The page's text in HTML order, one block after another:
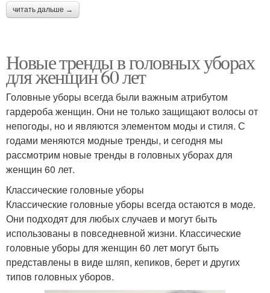
читать дальше →
Новые тренды в головных уборах
для женщин 60 лет
Головные уборы всегда были важным атрибутом
гардероба женщин. Они не только защищают волосы от
непогоды, но и являются элементом моды и стиля. С
годами меняются модные тренды, и сегодня мы
рассмотрим новые тренды в головных уборах для
женщин 60 лет.
Классические головные уборы
Классические головные уборы всегда остаются в моде.
Они подходят для любых случаев и могут быть
использованы в повседневной жизни. Классические
головные уборы для женщин 60 лет могут быть
представлены в виде шляп, кепиков, берет и других
типов головных уборов.